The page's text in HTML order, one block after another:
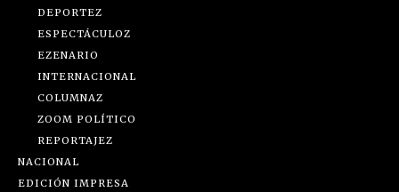
DEPORTEZ
ESPECTÁCULOZ
EZENARIO
INTERNACIONAL
COLUMNAZ
ZOOM POLÍTICO
REPORTAJEZ
NACIONAL
EDICIÓN IMPRESA